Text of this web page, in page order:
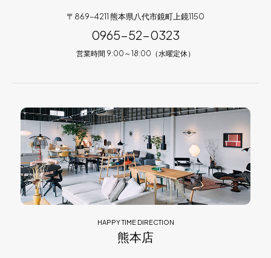
〒869-4211 熊本県八代市鏡町上鏡1150
0965-52-0323
営業時間 9:00～18:00（水曜定休）
HAPPY TIME DIRECTION
熊本店